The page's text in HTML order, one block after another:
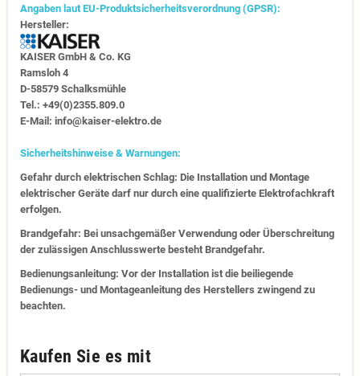
Angaben laut EU-Produktsicherheitsverordnung (GPSR):
Hersteller:
KAISER GmbH & Co. KG
Ramsloh 4
D-58579 Schalksmühle
Tel.: +49(0)2355.809.0
E-Mail: info@kaiser-elektro.de
Sicherheitshinweise & Warnungen:
Gefahr durch elektrischen Schlag: Die Installation und Montage
elektrischer Geräte darf nur durch eine qualifizierte Elektrofachkraft
erfolgen.
Brandgefahr: Bei unsachgemäßer Verwendung oder Überschreitung
der zulässigen Anschlusswerte besteht Brandgefahr.
Bedienungsanleitung: Vor der Installation ist die beiliegende
Bedienungs- und Montageanleitung des Herstellers zwingend zu
beachten.
Kaufen Sie es mit